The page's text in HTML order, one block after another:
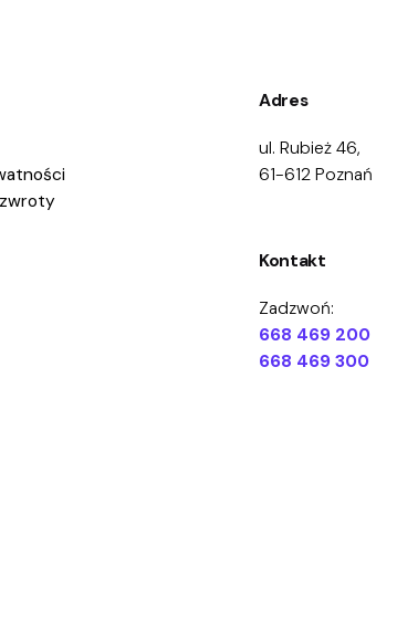
zwroty
Adres
ul. Rubież 46,
61-612 Poznań
Kontakt
Zadzwoń:
668 469 200
668 469 300